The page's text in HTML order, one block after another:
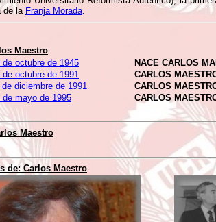
de la Franja Morada.
Maestro
de octubre de 1945
NACE CARLOS
de octubre de 1991
CARLOS
de diciembre de 1991
CARLOS
de mayo de 1995 CARLOS
Maestro
de: Carlos Maestro